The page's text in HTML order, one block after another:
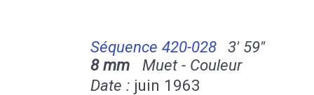
Séquence 420-028
3' 59''
8 mm Muet - Couleur
Date : juin 1963